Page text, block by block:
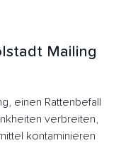
Mailing
einen Rattenbefall
verbreiten,
kontaminieren